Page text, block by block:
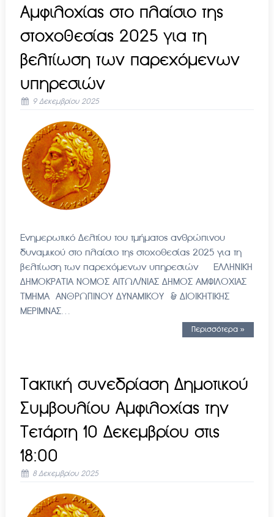
Αμφιλοχίας στο πλαίσιο της
στοχοθεσίας 2025 για τη
βελτίωση των παρεχόμενων
υπηρεσιών
9 Δεκεμβρίου 2025
Ενημερωτικό Δελτίου του τμήματος ανθρώπινου
δυναμικού στο πλαίσιο της στοχοθεσίας 2025 για τη
βελτίωση των παρεχόμενων υπηρεσιών ΕΛΛΗΝΙΚΗ
ΔΗΜΟΚΡΑΤΙΑ ΝΟΜΟΣ ΑΙΤΩΛ/ΝΙΑΣ ΔΗΜΟΣ ΑΜΦΙΛΟΧΙΑΣ
ΤΜΗΜΑ ΑΝΘΡΩΠΙΝΟΥ ΔΥΝΑΜΙΚΟΥ & ΔΙΟΙΚΗΤΙΚΗΣ
ΜΕΡΙΜΝΑΣ…
Περισσότερα »
Τακτική συνεδρίαση Δημοτικού
Συμβουλίου Αμφιλοχίας την
Τετάρτη 10 Δεκεμβρίου στις
18:00
8 Δεκεμβρίου 2025